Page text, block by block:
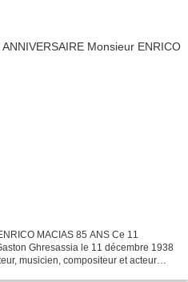
MACIAS 85 ANS Ce 11
Ghresassia le 11 décembre 1938
musicien, compositeur et acteur